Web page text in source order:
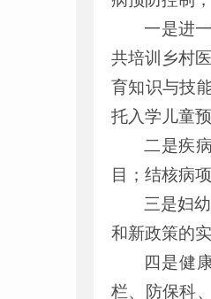
一是进
共培训乡村
育知识与技
托入学儿童
二是疾
目；结核病项
三是妇
和新政策的
四是健
栏、防保科